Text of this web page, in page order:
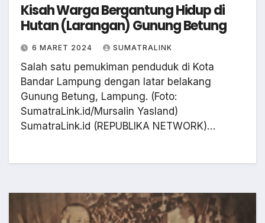
Kisah Warga Bergantung Hidup di
Hutan (Larangan) Gunung Betung
6 MARET 2024 SUMATRALINK
Salah satu pemukiman penduduk di Kota
Bandar Lampung dengan latar belakang
Gunung Betung, Lampung. (Foto:
SumatraLink.id/Mursalin Yasland)
SumatraLink.id (REPUBLIKA NETWORK)…